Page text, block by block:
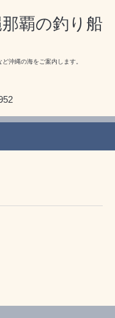
覇の釣り船
沖縄の海をご案内します。